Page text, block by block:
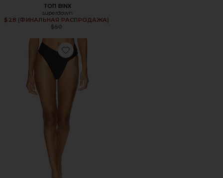
ТОП BINX
superdown
$28 (ФИНАЛЬНАЯ РАСПРОДАЖА)
Previous price:
$50
Favorite ПЛАВКИ С ВЫСОКИМ ПОЯСОМ ALEXI